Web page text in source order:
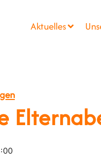
Aktuelles